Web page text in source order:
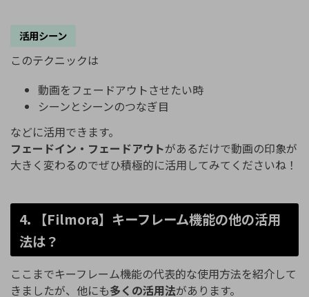
活用シーン
このテクニックは
動画をフェードアウトさせたい時
シーンとシーンのつなぎ目
などに活用できます。
フェードイン・フェードアウトがあるだけで動画の印象が
大きく変わるのでぜひ積極的に活用してみてくださいね！
4. 【Filmora】キーフレーム機能の他の活用
法は？
ここまでキーフレーム機能の代表的な使用方法を紹介して
きましたが、他にも多くの活用法があります。